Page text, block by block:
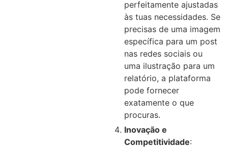
perfeitamente ajustadas
às tuas necessidades. Se
precisas de uma imagem
específica para um post
nas redes sociais ou
uma ilustração para um
relatório, a plataforma
pode fornecer
exatamente o que
procuras.
Inovação e
Competitividade: